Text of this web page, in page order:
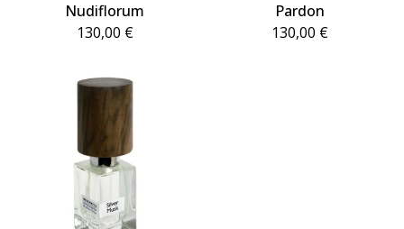
Nudiflorum
130,00 €
Pardon
130,00 €